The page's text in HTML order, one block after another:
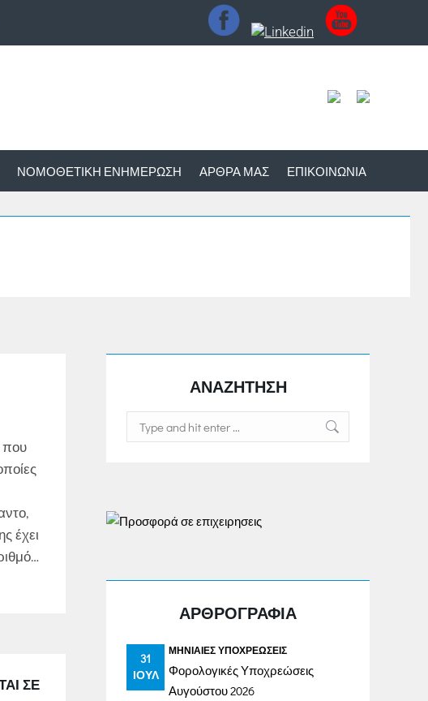
ΝΟΜΟΘΕΤΙΚΉ ΕΝΗΜΈΡΩΣΗ ΆΡΘΡΑ ΜΑΣ ΕΠΙΚΟΙΝΩΝΊΑ
που
έχει
ΣΕ
ΑΝΑΖΗΤΗΣΗ
Search:
ΑΡΘΡΟΓΡΑΦΙΑ
31
ΙΟΎΛ
ΜΗΝΙΑΊΕΣ ΥΠΟΧΡΕΏΣΕΙΣ
Φορολογικές Υποχρεώσεις
Αυγούστου 2026